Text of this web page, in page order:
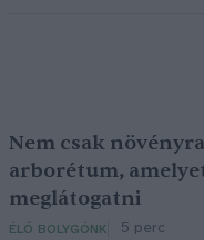
Nem csak
arborétum,
meglátogatni
ÉLŐ BOLYGÓNK 5 perc